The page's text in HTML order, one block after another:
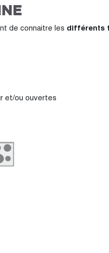
de connaitre les différents
et/ou ouvertes